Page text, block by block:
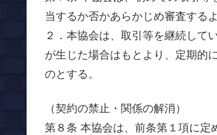
当するか否かあらかじめ審査する
２．本協会は、取引等を継続して
が生じた場合はもとより、定期的
のとする。
（契約の禁止・関係の解消）
第８条 本協会は、前条第１項に定